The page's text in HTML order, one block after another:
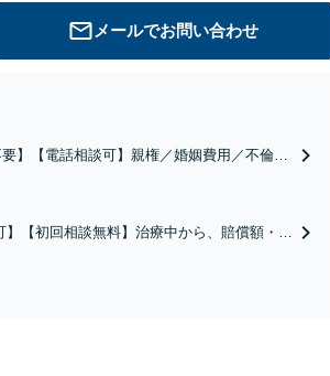
メールでお問い合わせ
要】【電話相談可】親権／婚姻費用／不倫慰
】【初回相談無料】治療中から、賠償額・過